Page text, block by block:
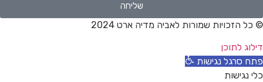
שליחה
כל הזכויות שמורות לאביה מדיה ארט 2024
לתוכן
סרגל נגישות
נגישות